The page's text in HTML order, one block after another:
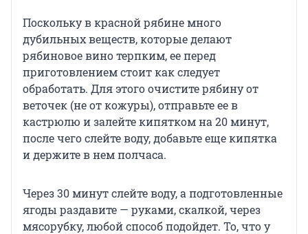
Поскольку в красной рябине много
дубильных веществ, которые делают
рябиновое вино терпким, ее перед
приготовлением стоит как следует
обработать. Для этого очистите рябину от
веточек (не от кожуры), отправьте ее в
кастрюлю и залейте кипятком на 20 минут,
после чего слейте воду, добавьте еще кипятка
и держите в нем полчаса.
Через 30 минут слейте воду, а подготовленные
ягоды раздавите — руками, скалкой, через
мясорубку, любой способ подойдет. То, что у